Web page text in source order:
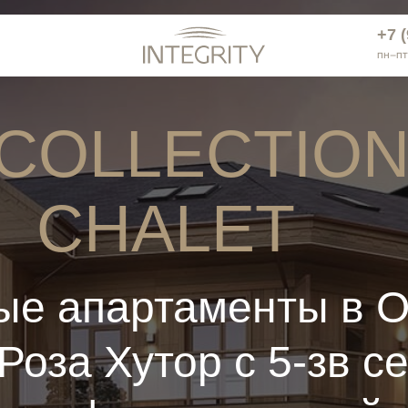
+7
+7
CHALET
апартаменты в
Хутор с 5-зв